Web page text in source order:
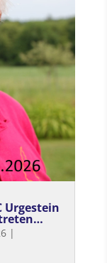
Urgestein
|